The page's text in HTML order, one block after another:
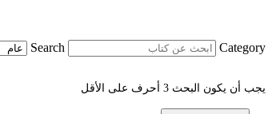
Search Category
يجب أن يكون البحث 3 أحرف على الأقل